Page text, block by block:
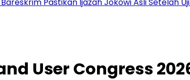
User Congress